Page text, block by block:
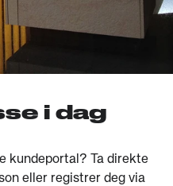
i dag
kundeportal?
Ta direkte
eller registrer deg via